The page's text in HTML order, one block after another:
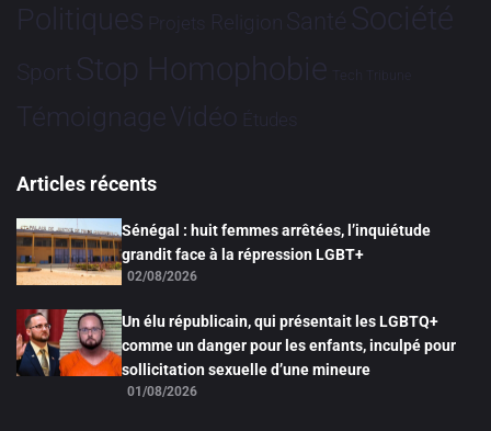
Politiques Projets Religion Santé Société
Sport Stop Homophobie Tech Tribune
TémoignageVidéo Études
Articles récents
Sénégal : huit femmes arrêtées, l’inquiétude
grandit face à la répression LGBT+
02/08/2026
Un élu républicain, qui présentait les LGBTQ+
comme un danger pour les enfants, inculpé pour
sollicitation sexuelle d’une mineure
01/08/2026